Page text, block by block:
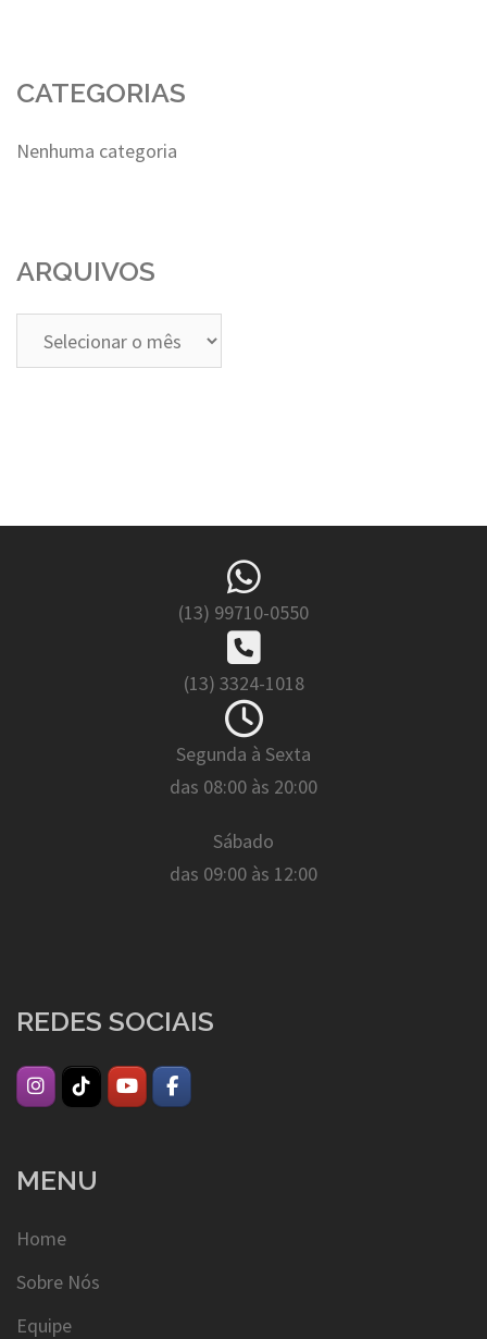
CATEGORIAS
Nenhuma categoria
ARQUIVOS
Arquivos
(13) 99710-0550
(13) 3324-1018
Segunda à Sexta
das 08:00 às 20:00
Sábado
das 09:00 às 12:00
REDES SOCIAIS
MENU
Home
Sobre Nós
Equipe